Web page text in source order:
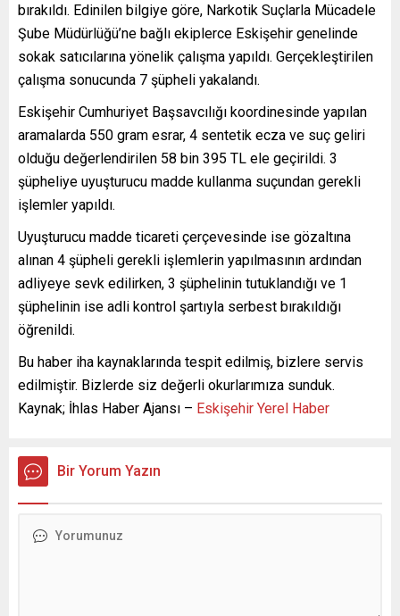
bırakıldı. Edinilen bilgiye göre, Narkotik Suçlarla Mücadele
Şube Müdürlüğü’ne bağlı ekiplerce Eskişehir genelinde
sokak satıcılarına yönelik çalışma yapıldı. Gerçekleştirilen
çalışma sonucunda 7 şüpheli yakalandı.
Eskişehir Cumhuriyet Başsavcılığı koordinesinde yapılan
aramalarda 550 gram esrar, 4 sentetik ecza ve suç geliri
olduğu değerlendirilen 58 bin 395 TL ele geçirildi. 3
şüpheliye uyuşturucu madde kullanma suçundan gerekli
işlemler yapıldı.
Uyuşturucu madde ticareti çerçevesinde ise gözaltına
alınan 4 şüpheli gerekli işlemlerin yapılmasının ardından
adliyeye sevk edilirken, 3 şüphelinin tutuklandığı ve 1
şüphelinin ise adli kontrol şartıyla serbest bırakıldığı
öğrenildi.
Bu haber iha kaynaklarında tespit edilmiş, bizlere servis
edilmiştir. Bizlerde siz değerli okurlarımıza sunduk.
Kaynak; İhlas Haber Ajansı – Eskişehir Yerel Haber
Bir Yorum Yazın